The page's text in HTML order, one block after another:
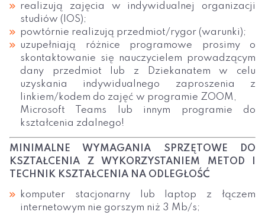
realizują zajęcia w indywidualnej organizacji
studiów (IOS);
powtórnie realizują przedmiot/rygor (warunki);
uzupełniają różnice programowe prosimy o
skontaktowanie się nauczycielem prowadzącym
dany przedmiot lub z Dziekanatem w celu
uzyskania indywidualnego zaproszenia z
linkiem/kodem do zajęć w programie ZOOM,
Microsoft Teams lub innym programie do
kształcenia zdalnego!
MINIMALNE WYMAGANIA SPRZĘTOWE DO
KSZTAŁCENIA Z WYKORZYSTANIEM METOD I
TECHNIK KSZTAŁCENIA NA ODLEGŁOŚĆ
komputer stacjonarny lub laptop z łączem
internetowym nie gorszym niż 3 Mb/s;